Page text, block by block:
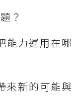
？
能力運用在哪
來新的可能與